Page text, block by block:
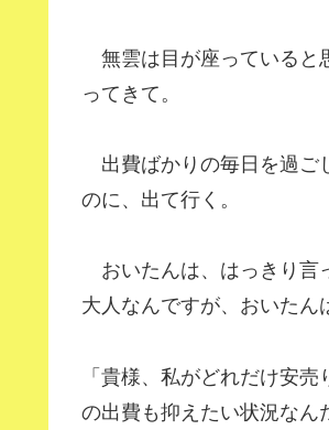
無雲は目が座っていると
ってきて。
出費ばかりの毎日を過ご
のに、出て行く。
おいたんは、はっきり言
大人なんですが、おいたん
「貴様、私がどれだけ安
の出費も抑えたい状況なん